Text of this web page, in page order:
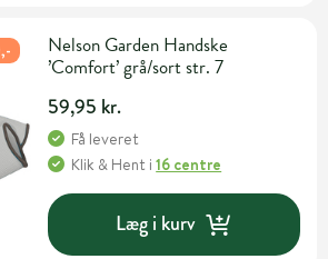
Nelson Garden Handske
’Comfort’ grå/sort str. 7
59,95 kr.
Få leveret
Klik & Hent i16 centre
Læg i kurv